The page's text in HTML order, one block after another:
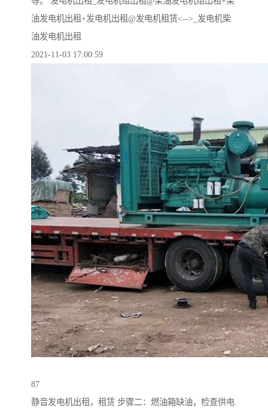
油发电机出租+发电机出租@发电机租赁<-->_发电机柴
油发电机出租
2021-11-03 17:00:59
87
静音发电机出租，租赁 步骤二：燃油箱缺油，检查供电